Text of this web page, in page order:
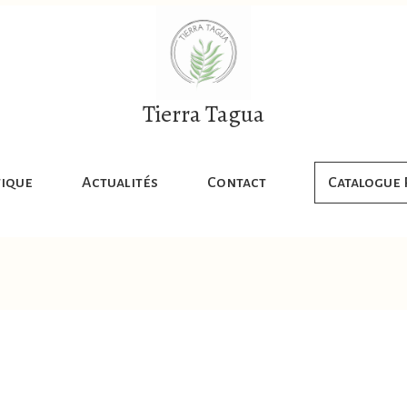
Tierra Tagua
Actualités Contact Catalogue